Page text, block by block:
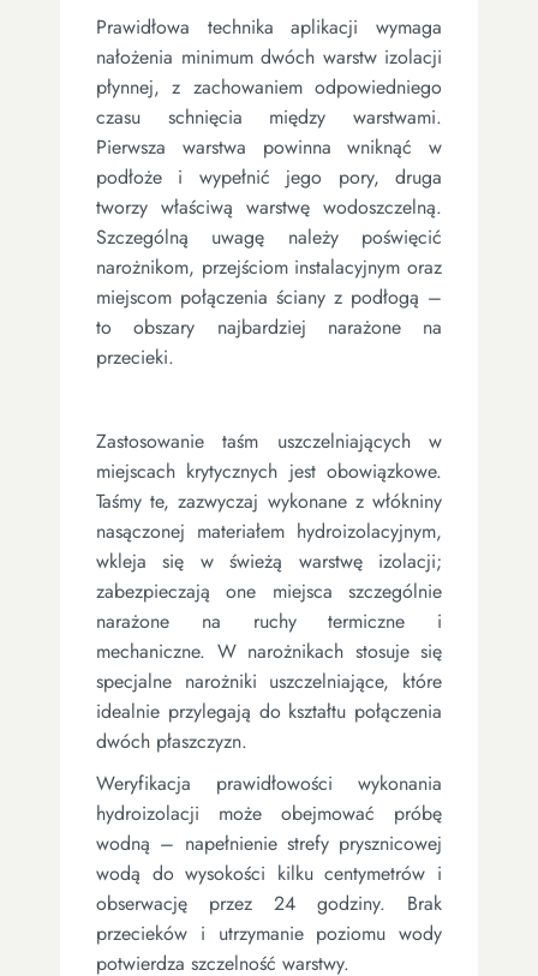
Prawidłowa technika aplikacji wymaga
nałożenia minimum dwóch warstw izolacji
płynnej, z zachowaniem odpowiedniego
czasu schnięcia między warstwami.
Pierwsza warstwa powinna wniknąć w
podłoże i wypełnić jego pory, druga
tworzy właściwą warstwę wodoszczelną.
Szczególną uwagę należy poświęcić
narożnikom, przejściom instalacyjnym oraz
miejscom połączenia ściany z podłogą –
to obszary najbardziej narażone na
przecieki.
Zastosowanie taśm uszczelniających w
miejscach krytycznych jest obowiązkowe.
Taśmy te, zazwyczaj wykonane z włókniny
nasączonej materiałem hydroizolacyjnym,
wkleja się w świeżą warstwę izolacji;
zabezpieczają one miejsca szczególnie
narażone na ruchy termiczne i
mechaniczne. W narożnikach stosuje się
specjalne narożniki uszczelniające, które
idealnie przylegają do kształtu połączenia
dwóch płaszczyzn.
Weryfikacja prawidłowości wykonania
hydroizolacji może obejmować próbę
wodną – napełnienie strefy prysznicowej
wodą do wysokości kilku centymetrów i
obserwację przez 24 godziny. Brak
przecieków i utrzymanie poziomu wody
potwierdza szczelność warstwy.